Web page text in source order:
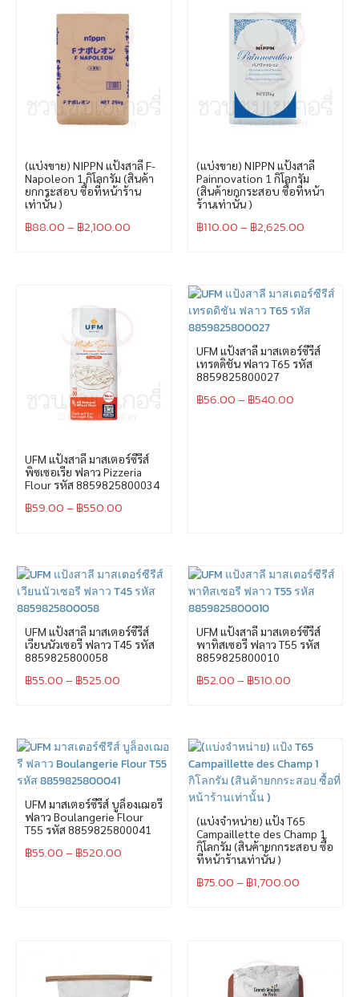
(แบ่งขาย) NIPPN แป้งสาลี F-
Napoleon 1 กิโลกรัม (สินค้า
ยกกระสอบ ซื้อที่หน้าร้าน
เท่านั้น )
฿88.00– ฿2,100.00
(แบ่งขาย) NIPPN แป้งสาลี
Painnovation 1 กิโลกรัม
(สินค้ายกกระสอบ ซื้อที่หน้า
ร้านเท่านั้น )
฿110.00– ฿2,625.00
UFM แป้งสาลี มาสเตอร์ซีรีส์
พิซเซอเรีย ฟลาว Pizzeria
Flour รหัส 8859825800034
฿59.00– ฿550.00
UFM แป้งสาลี มาสเตอร์ซีรีส์
เทรดดิชัน ฟลาว T65 รหัส
8859825800027
฿56.00– ฿540.00
UFM แป้งสาลี มาสเตอร์ซีรีส์
เวียนนัวเซอรี ฟลาว T45 รหัส
8859825800058
฿55.00– ฿525.00
UFM แป้งสาลี มาสเตอร์ซีรีส์
พาทิสเซอรี ฟลาว T55 รหัส
8859825800010
฿52.00– ฿510.00
UFM มาสเตอร์ซีรีส์ บูล็องเฌอรี
ฟลาว Boulangerie Flour
T55 รหัส 8859825800041
฿55.00– ฿520.00
(แบ่งจำหน่าย) แป้ง T65
Campaillette des Champ 1
กิโลกรัม (สินค้ายกกระสอบ ซื้อ
ที่หน้าร้านเท่านั้น )
฿75.00– ฿1,700.00